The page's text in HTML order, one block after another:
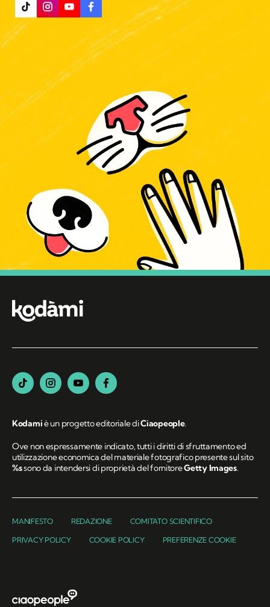
Kodamiè un progetto editoriale diCiaopeople.
Ove non espressamente indicato, tutti i diritti di sfruttamento ed
utilizzazione economica del materiale fotografico presente sul sito
%ssono da intendersi di proprietà del fornitoreGetty Images.
MANIFESTO REDAZIONE COMITATO SCIENTIFICO
PRIVACY POLICY COOKIE POLICY PREFERENZE COOKIE